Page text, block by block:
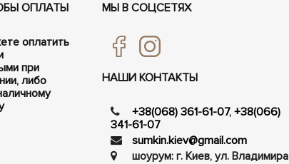
ОПЛАТЫ
оплатить
при
либо
МЫ В СОЦСЕТЯХ
НАШИ КОНТАКТЫ
+38(068) 361-61-07, +38(066)
341-61-07
sumkin.kiev@gmail.com
шоурум: г. Киев, ул. Владимира